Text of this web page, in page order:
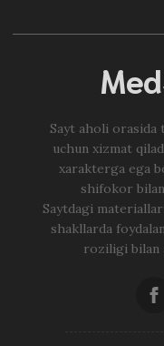
Sayt aholi
uchun xizmat
xarakterga ega
shifokor
Saytdagi
shakllarda
roziligi bilan